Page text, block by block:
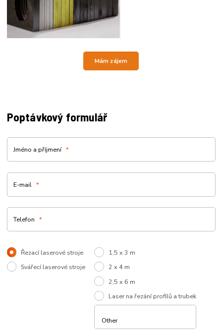
Mám zájem
Poptávkový formulář
Jméno a příjmení *
E-mail *
Telefon *
Řezací laserové stroje
Svářecí laserové stroje
1,5 x 3 m
2 x 4 m
2,5 x 6 m
Laser na řezání profilů a trubek